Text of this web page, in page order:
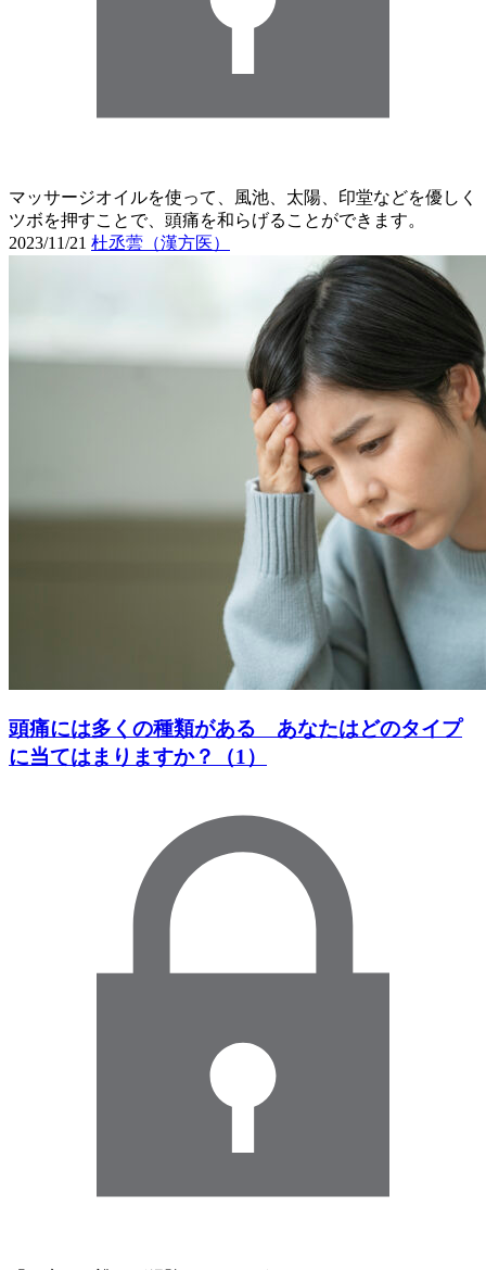
マッサージオイルを使って、風池、太陽、印堂などを優しく
ツボを押すことで、頭痛を和らげることができます。
2023/11/21 杜丞蕓（漢方医）
頭痛には多くの種類がある あなたはどのタイプ
に当てはまりますか？（1）